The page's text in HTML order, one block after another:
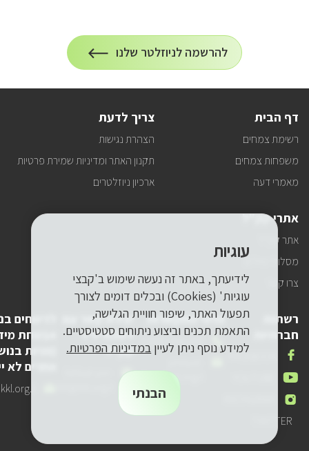
הרשמה
להרשמה לניוזלטר שלנו
על
הרשמה
דף הבית
רשימת צמחים
משפחות צמחים
מאמרי דעה
צריך לדעת
הצהרת נגישות
תקנון האתר ומדיניות שמירת פרטיות
ארכיון ניוזלטרים
אתרי קק"ל
אתר קק"ל
מסלולי טיולים
צרו קשר
רשתות
חברתיות
FACEBOOK
אנחנו
בפייסבוק
אנחנו
ביוטיוב
אנחנו
TWITTER
אנחנו
בטוויר
פרטי התקשרות
טלפון
שלנו
1-800-250-250
tzibur@kkl.org.il
יצירת קשר עם
לשכת יו"ר
קק"ל
דואר
אלקטרוני
שלנו
לדיווחים
אבטחת
(פניות
אחרים לא
עוגיות
לידיעתך, באתר זה נעשה שימוש ב'קבצי
עוגיות' (Cookies) ובכלים דומים לצורך
תפעול האתר, שיפור חוויית הגלישה,
התאמת תכנים וביצוע ניתוחים סטטיסטיים.
למידע נוסף ניתן לעיין במדיניות הפרטיות.
הבנתי